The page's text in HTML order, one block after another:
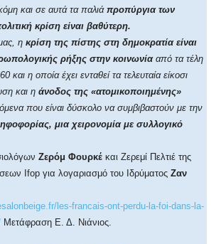
και σε αυτά τα παλιά προπύργια των
κρίση είναι βαθύτερη.
η κρίση της πίστης στη δημοκρατία είναι
ρήξης στην κοινωνίααπό τα τέλη
και η οποία έχει ενταθεί τα τελευταία είκοσι
και η άνοδος της «ατομικοποιημένης»
που είναι δύσκολο να συμβιβαστούν με την
μια χειρονομία με συλλογικό
Ζερόμ Φουρκέ και Ζερεμί Πελτιέ της
Ifop για λογαριασμό του Ιδρύματος Ζαν
les-francais-ont-perdu-la-foi-dans-la-
Μετάφραση Ε. Δ. Νιάνιος.